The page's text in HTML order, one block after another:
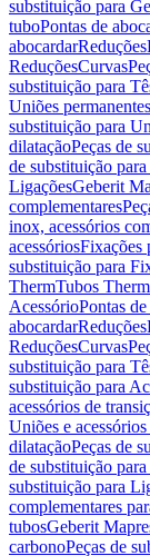
substituição para
tuboPontas de
abocardarReduções
ReduçõesCurvas
substituição para
Uniões permanentes
substituição para
dilataçãoPeças de
de substituição
LigaçõesGeberit
complementares
inox, acessórios
acessóriosFixações
substituição para
ThermTubos Therm
AcessórioPontas
abocardarReduções
ReduçõesCurvas
substituição para
substituição para
acessórios de
Uniões e
dilataçãoPeças de
de substituição
substituição para
complementares
tubosGeberit
carbonoPeças de